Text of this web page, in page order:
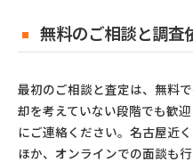
無料のご相談と調査
最初のご相談と査定は、無料
却を考えていない段階でも歓
にご連絡ください。名古屋近
ほか、オンラインでの面談も